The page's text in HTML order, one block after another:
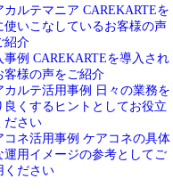
カルテマニア CAREKARTEを
使いこなしているお客様の声
紹介
事例 CAREKARTEを導入され
客様の声をご紹介
カルテ活用事例
日々の業務を
良くするヒントとしてお役立
ださい
コネ活用事例 ケアコネの具体
運用イメージの参考としてご
ください
約 第８.３